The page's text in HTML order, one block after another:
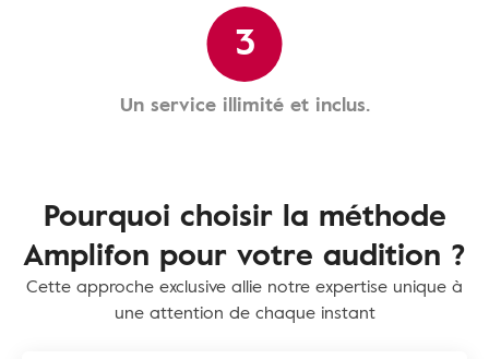
3
Un service illimité et inclus.
Pourquoi choisir la méthode
Amplifon pour votre audition ?
Cette approche exclusive allie notre expertise unique à
une attention de chaque instant